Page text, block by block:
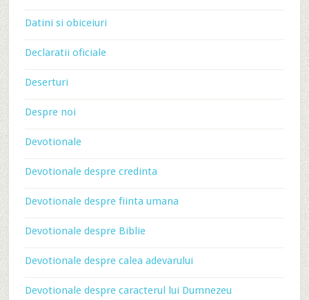
Datini si obiceiuri
Declaratii oficiale
Deserturi
Despre noi
Devotionale
Devotionale despre credinta
Devotionale despre fiinta umana
Devotionale despre Biblie
Devotionale despre calea adevarului
Devotionale despre caracterul lui Dumnezeu